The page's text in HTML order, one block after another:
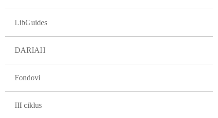
LibGuides
DARIAH
Fondovi
III ciklus